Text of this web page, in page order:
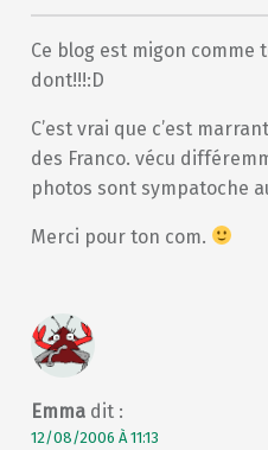
Ce blog est migon comme
dont!!!:D
C’est vrai que c’est
des Franco. vécu
photos sont sympatoche
Merci pour ton com.
Emma dit :
12/08/2006 À 11:13